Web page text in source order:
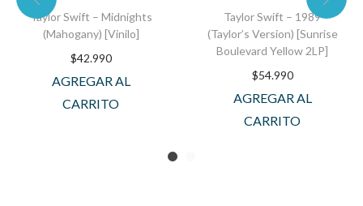
Taylor Swift – Midnights
(Mahogany) [Vinilo]
$42.990
AGREGAR AL
CARRITO
Taylor Swift – 1989
(Taylor’s Version) [Sunrise
Boulevard Yellow 2LP]
$54.990
AGREGAR AL
CARRITO